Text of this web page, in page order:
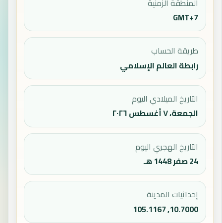
GMT+7
طريقة الحساب
رابطة العالم الإسلامي
التاريخ الميلادي اليوم
الجمعة، ٧ أغسطس ٢٠٢٦
التاريخ الهجري اليوم
24 صفر 1448 هـ
إحداثيات المدينة
10.7000, 105.1167